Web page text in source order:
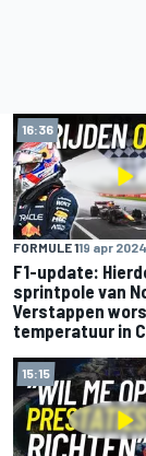
16:36
FORMULE 119 apr 2024
F1-update:
sprintpole van
Verstappen
temperatuur in
15:15